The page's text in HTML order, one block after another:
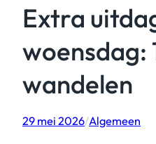
Extra
woensdag:
wandelen
29 mei 2026/Algemeen